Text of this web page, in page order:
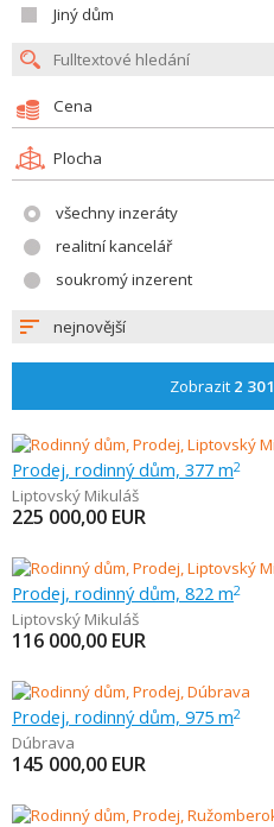
Jiný dům
Cena
Plocha
všechny inzeráty
realitní kancelář
soukromý inzerent
nejnovější
Zobrazit 2 301
Prodej, rodinný dům, 377 m2
Liptovský Mikuláš
225 000,00 EUR
Prodej, rodinný dům, 822 m2
Liptovský Mikuláš
116 000,00 EUR
Prodej, rodinný dům, 975 m2
Dúbrava
145 000,00 EUR